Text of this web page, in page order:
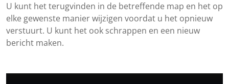
U kunt het terugvinden in de betreffende map en het op
elke gewenste manier wijzigen voordat u het opnieuw
verstuurt. U kunt het ook schrappen en een nieuw
bericht maken.